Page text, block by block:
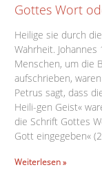
Gottes Wort
Heilige sie durch
Wahrheit.
Menschen, um die
aufschrieben,
Petrus sagt, dass
Heili-gen Geist«
die Schrift Gottes
Gott eingegeben«
Weiterlesen »